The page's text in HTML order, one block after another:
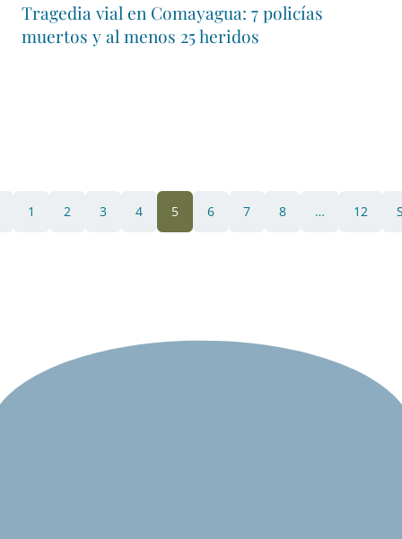
Tragedia vial en Comayagua: 7 policías
muertos y al menos 25 heridos
1 2 3 4 5 6 7 8 … 12